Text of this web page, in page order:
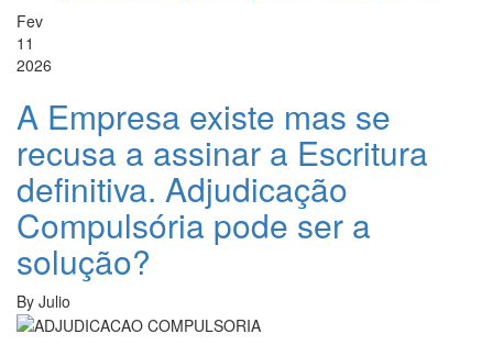
Fev
11
2026
A Empresa existe mas se
recusa a assinar a Escritura
definitiva. Adjudicação
Compulsória pode ser a
solução?
By Julio